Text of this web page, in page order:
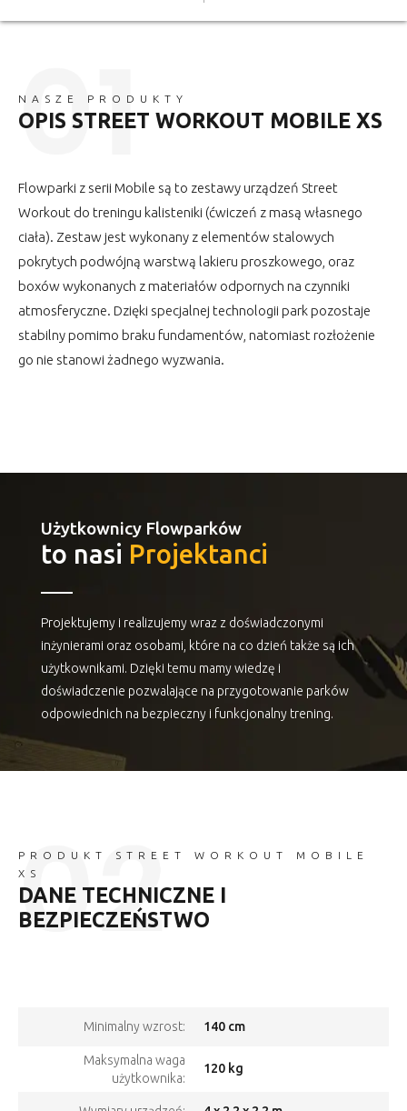
NASZE PRODUKTY
OPIS STREET WORKOUT MOBILE XS
Flowparki z serii Mobile są to zestawy urządzeń Street
Workout do treningu kalisteniki (ćwiczeń z masą własnego
ciała). Zestaw jest wykonany z elementów stalowych
pokrytych podwójną warstwą lakieru proszkowego, oraz
boxów wykonanych z materiałów odpornych na czynniki
atmosferyczne. Dzięki specjalnej technologii park pozostaje
stabilny pomimo braku fundamentów, natomiast rozłożenie
go nie stanowi żadnego wyzwania.
Użytkownicy Flowparków
to nasi Projektanci
Projektujemy i realizujemy wraz z doświadczonymi
inżynierami oraz osobami, które na co dzień także są ich
użytkownikami. Dzięki temu mamy wiedzę i
doświadczenie pozwalające na przygotowanie parków
odpowiednich na bezpieczny i funkcjonalny trening.
PRODUKT STREET WORKOUT MOBILE
XS
DANE TECHNICZNE I
BEZPIECZEŃSTWO
Minimalny wzrost: 140 cm
Maksymalna waga
użytkownika:
120 kg